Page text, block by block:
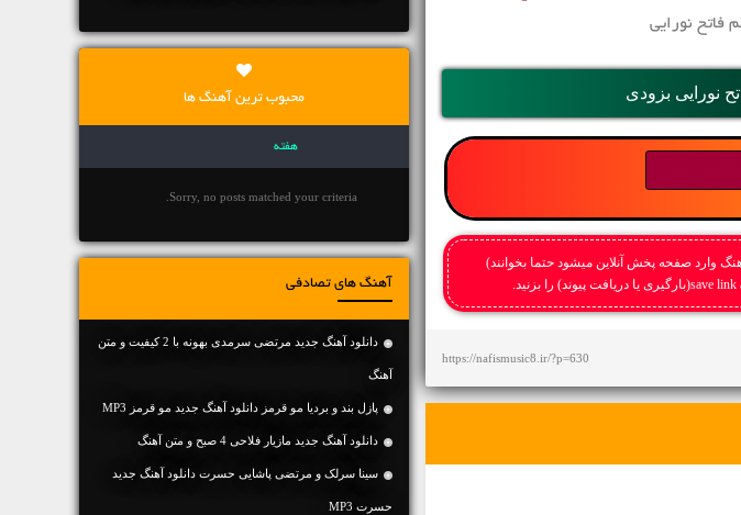
فاتح نورایی
نورایی بزودی
وارد صفحه پخش آنلاین میشود حتما بخوانند)
https://nafismusic8.ir/?p=630
محبوب ترین آهنگ ها
هفته
Sorry, no posts matched your criteria.
آهنگ های تصادفی
دانلود آهنگ جديد مرتضی سرمدی بهونه با 2 کیفیت و متن
آهنگ
پازل بند و بردیا مو قرمز دانلود آهنگ جدید مو قرمز MP3
دانلود آهنگ جديد مازیار فلاحی 4 صبح و متن آهنگ
سینا سرلک و مرتضی پاشایی حسرت دانلود آهنگ جدید
حسرت MP3